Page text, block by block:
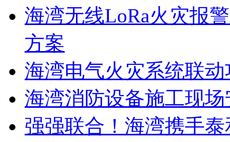
海湾无线LoRa火灾报
方案
海湾电气火灾系统联
海湾消防设备施工现
强强联合！海湾携手